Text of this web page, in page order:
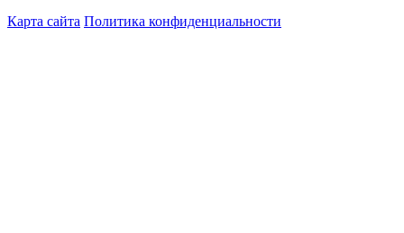
Карта сайта Политика конфиденциальности